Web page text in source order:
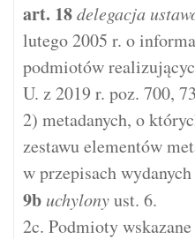
art. 18delegacja
lutego 2005 r. o
podmiotów
U. z 2019 r. poz. 700,
2) metadanych, o
zestawu elementów
w przepisach
9b uchylonyust. 6.
2c. Podmioty